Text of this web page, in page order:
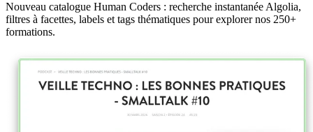
Nouveau catalogue Human Coders : recherche instantanée Algolia,
filtres à facettes, labels et tags thématiques pour explorer nos 250+
formations.